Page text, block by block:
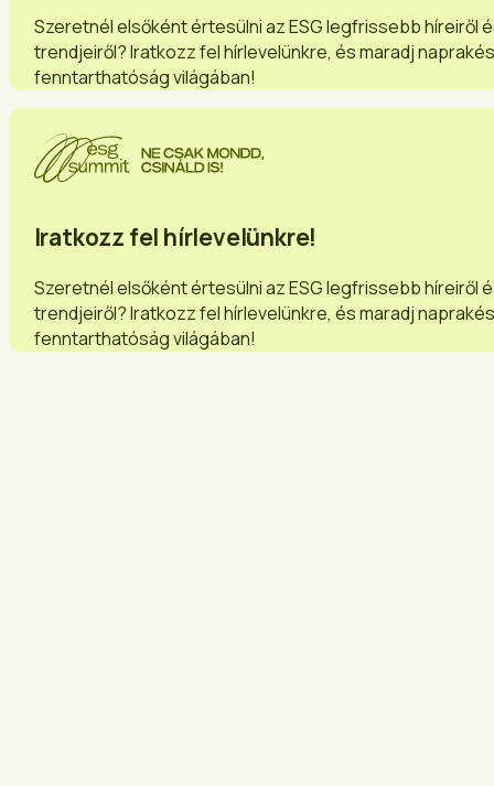
Szeretnél elsőként értesülni az ESG legfrissebb híreiről
trendjeiről? Iratkozz fel hírlevelünkre, és maradj
fenntarthatóság világában!
Iratkozz fel hírlevelünkre!
Szeretnél elsőként értesülni az ESG legfrissebb híreiről
trendjeiről? Iratkozz fel hírlevelünkre, és maradj
fenntarthatóság világában!